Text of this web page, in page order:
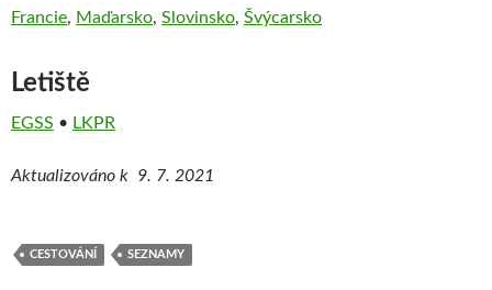
Francie, Maďarsko, Slovinsko, Švýcarsko
Letiště
EGSS • LKPR
Aktualizováno k 9. 7. 2021
CESTOVÁNÍ SEZNAMY